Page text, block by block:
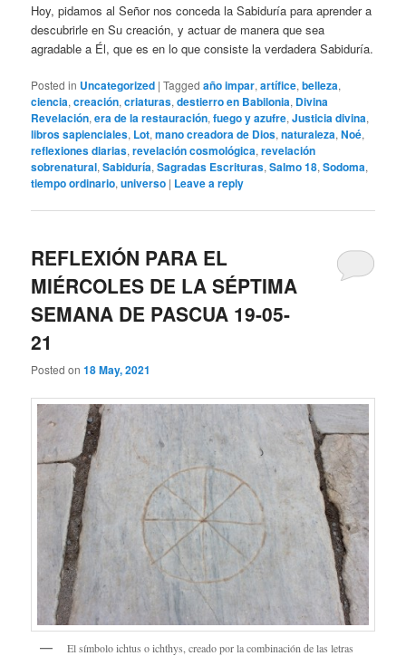
Hoy, pidamos al Señor nos conceda la Sabiduría para aprender a
descubrirle en Su creación, y actuar de manera que sea
agradable a Él, que es en lo que consiste la verdadera Sabiduría.
Posted in Uncategorized |Tagged año impar,artífice,belleza,
ciencia,creación,criaturas,destierro en Babilonia, Divina
Revelación,era de la restauración,fuego y azufre,Justicia divina,
libros sapienciales, Lot,mano creadora de Dios,naturaleza,Noé,
reflexiones diarias,revelación cosmológica,revelación
sobrenatural,Sabiduría,Sagradas Escrituras,Salmo 18,Sodoma,
tiempo ordinario,universo | Leave a reply
REFLEXIÓN PARA EL
MIÉRCOLES DE LA SÉPTIMA
SEMANA DE PASCUA 19-05-
21
Posted on18 May, 2021
El símbolo ichtus o ichthys, creado por la combinación de las letras